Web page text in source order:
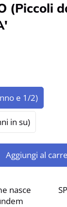
(Piccoli
e 1/2)
in su)
Aggiungi al
nasce